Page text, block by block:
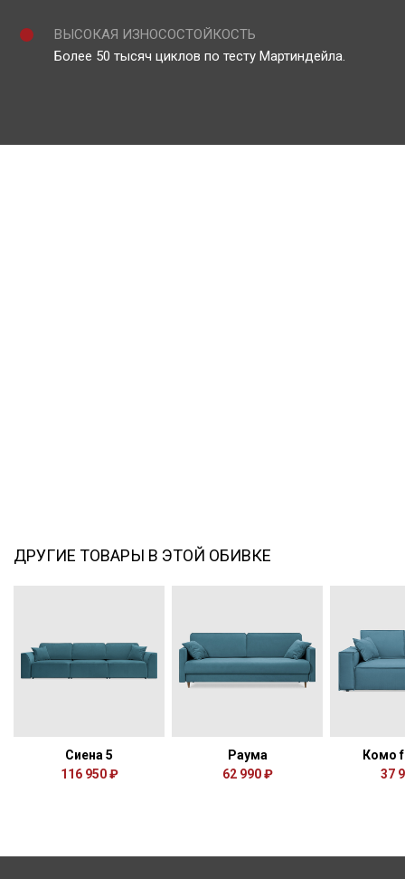
ВЫСОКАЯ ИЗНОСОСТОЙКОСТЬ
Более 50 тысяч циклов по тесту Мартиндейла.
ДРУГИЕ ТОВАРЫ В ЭТОЙ ОБИВКЕ
Сиена 5
116 950 ₽
Раума
62 990 ₽
Комо
37